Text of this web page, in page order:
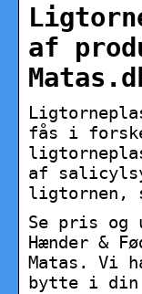
af
fås i
af
ligtornen,
Se pris og
Hænder &
Matas. Vi
bytte i din